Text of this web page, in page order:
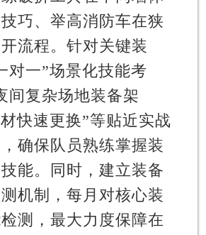
巧、举高消防车在狭
流程。针对关键装
对一”场景化技能考
间复杂场地装备架
快速更换”等贴近实战
确保队员熟练掌握装
能。同时，建立装备
机制，每月对核心装
测，最大力度保障在